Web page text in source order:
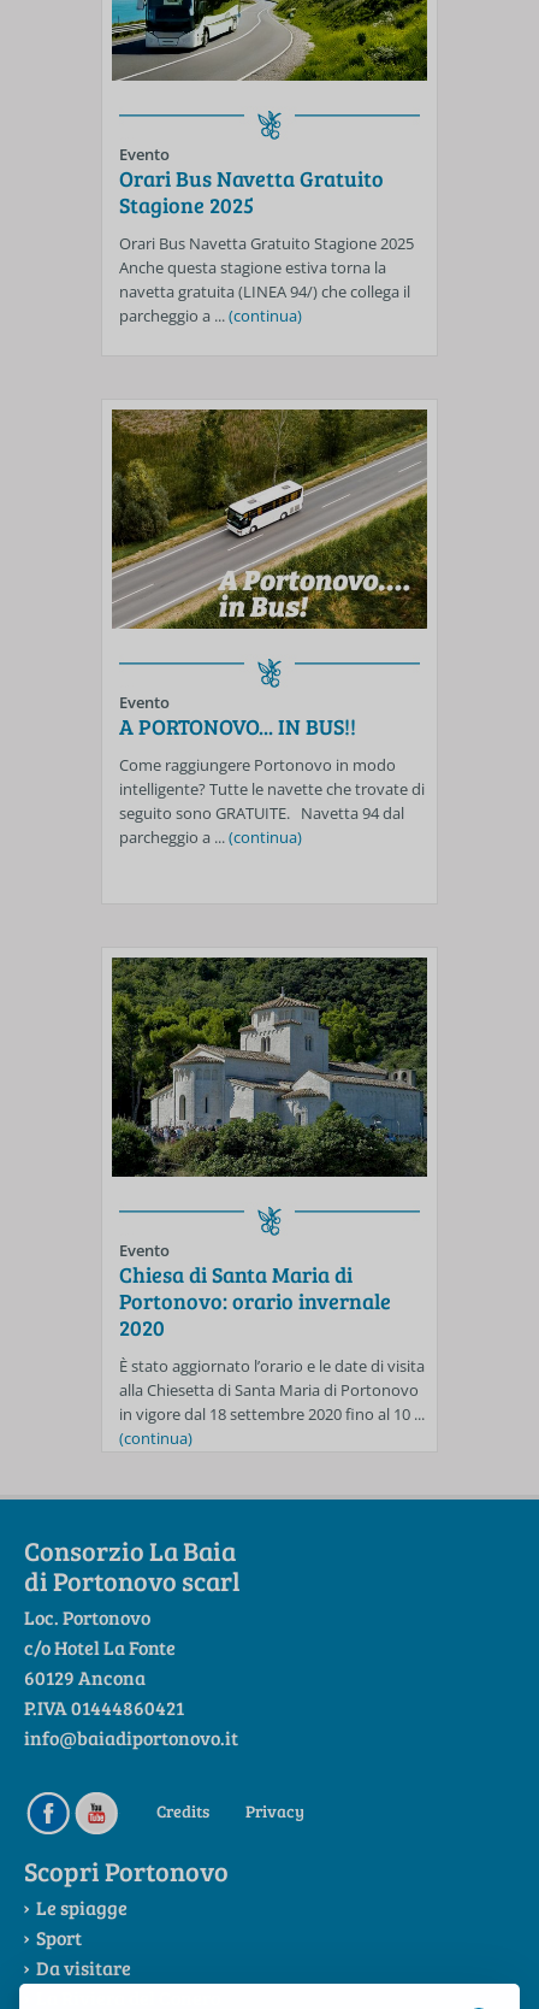
Evento
Orari Bus Navetta Gratuito
Stagione 2025
Orari Bus Navetta Gratuito Stagione 2025
Anche questa stagione estiva torna la
navetta gratuita (LINEA 94/) che collega il
parcheggio a ...(continua)
Evento
A PORTONOVO... IN BUS!!
Come raggiungere Portonovo in modo
intelligente? Tutte le navette che trovate di
seguito sono GRATUITE. Navetta 94 dal
parcheggio a ...(continua)
Evento
Chiesa di Santa Maria di
Portonovo: orario invernale
2020
È stato aggiornato l’orario e le date di visita
alla Chiesetta di Santa Maria di Portonovo
in vigore dal 18 settembre 2020 fino al 10 ...
(continua)
Consorzio La Baia
di Portonovo scarl
Loc. Portonovo
c/o Hotel La Fonte
60129 Ancona
P.IVA 01444860421
info@baiadiportonovo.it
Credits Privacy
Scopri Portonovo
Le spiagge
Sport
Da visitare